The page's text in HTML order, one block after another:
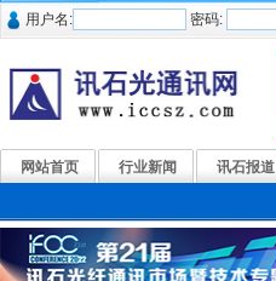
用户名: 密码:
网站首页 行业新闻 讯石报道